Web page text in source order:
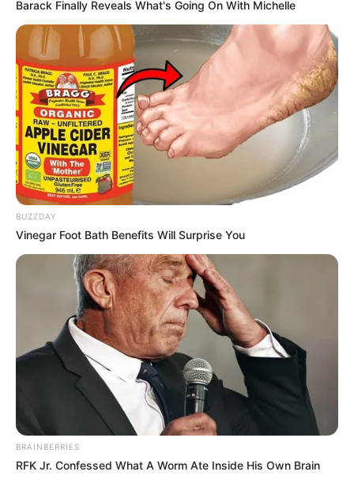
Barack Finally Reveals What's Going On With Michelle
BUZZDAY
Vinegar Foot Bath Benefits Will Surprise You
BRAINBERRIES
RFK Jr. Confessed What A Worm Ate Inside His Own Brain